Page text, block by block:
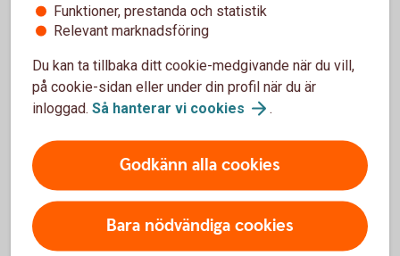
är 5 558 kronor, sista månadsbetalningen
inklusive amortering är 1672 kronor, totalt belopp
löptid är 1 974 771 kronor. Antalet avbetalningar
är 600 stycken.
aviseringskostnad och aviseras digitalt.
Uppläggningsavgift på 650 kronor tillkommer. Vid
postala avier tillkommer en kostnad på 45 kronor i
aviavgift. Valutakursförändringar kan komma att
påverka beloppen som du ska betala om du till
Funktioner, prestanda och statistik
Relevant marknadsföring
Du kan ta tillbaka ditt cookie-medgivande när du vill,
på cookie-sidan eller under din profil när du är
inloggad. Så hanterar vi cookies .
Godkänn alla cookies
Bara nödvändiga cookies